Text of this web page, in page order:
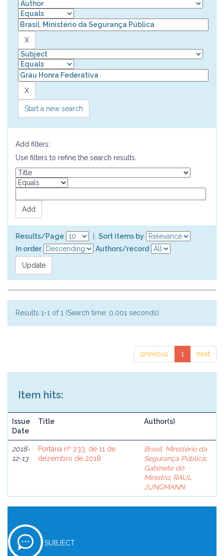
Start a new search
Add filters:
Use filters to refine the search results.
Results/Page
Sort items by
In order
Authors/record
Results 1-1 of 1 (Search time: 0.001 seconds).
previous 1 next
Item hits:
Issue
Date
Title Author(s)
2018-
12-13
Portaria nº 233, de 11 de
dezembro de 2018
Brasil. Ministério da
Segurança Pública;
Gabinete do
Ministro; RAUL
JUNGMANN
SUBJECT